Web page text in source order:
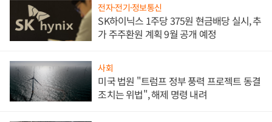
전자·전기·정보통신
SK하이닉스 1주당 375원 현금배당 실시, 추
가 주주환원 계획 9월 공개 예정
사회
미국 법원 "트럼프 정부 풍력 프로젝트 동결
조치는 위법", 해제 명령 내려